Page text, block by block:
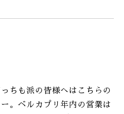
ちも派の皆様へはこちらの
。ベルカプリ年内の営業は